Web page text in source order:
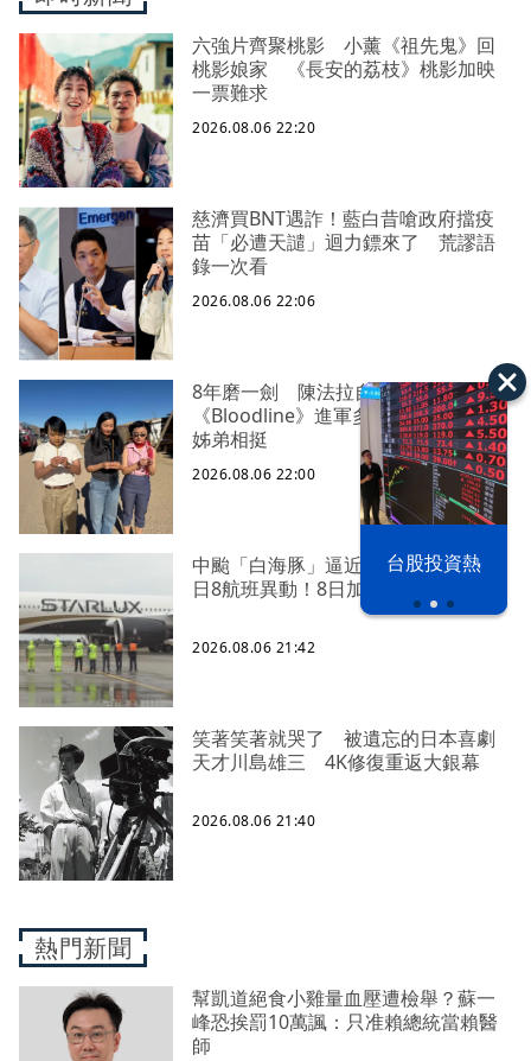
之下
台股投資熱
六強片齊聚桃影 小薰《祖先鬼》回
桃影娘家 《長安的荔枝》桃影加映
一票難求
2026.08.06 22:20
慈濟買BNT遇詐！藍白昔嗆政府擋疫
苗「必遭天譴」迴力鏢來了 荒謬語
錄一次看
2026.08.06 22:06
8年磨一劍 陳法拉自編自導
《Bloodline》進軍多倫多 柯林法洛
姊弟相挺
2026.08.06 22:00
中颱「白海豚」逼近北台灣 星宇台
日8航班異動！8日加開疏運
2026.08.06 21:42
笑著笑著就哭了 被遺忘的日本喜劇
天才川島雄三 4K修復重返大銀幕
2026.08.06 21:40
熱門新聞
幫凱道絕食小雞量血壓遭檢舉？蘇一
峰恐挨罰10萬諷：只准賴總統當賴醫
師